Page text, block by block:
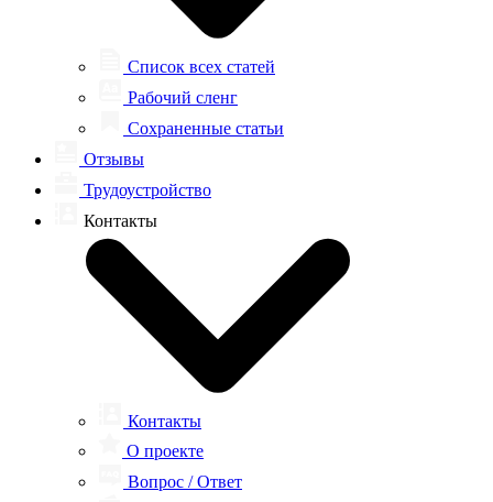
Список всех статей
Рабочий сленг
Сохраненные статьи
Отзывы
Трудоустройство
Контакты
Контакты
О проекте
Вопрос / Ответ